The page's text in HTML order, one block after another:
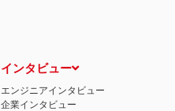
インタビュー
エンジニアインタビュー
企業インタビュー